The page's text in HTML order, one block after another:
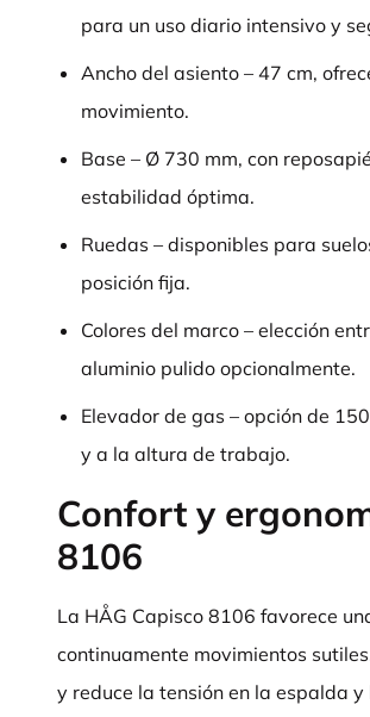
para un uso diario intensivo y
Ancho del asiento – 47 cm,
movimiento.
Base – Ø 730 mm, con
estabilidad óptima.
Ruedas – disponibles para
posición fija.
Colores del marco – elección
aluminio pulido opcionalmente.
Elevador de gas – opción de
y a la altura de trabajo.
Confort y
8106
La HÅG Capisco 8106 favorece
continuamente movimientos
y reduce la tensión en la espalda